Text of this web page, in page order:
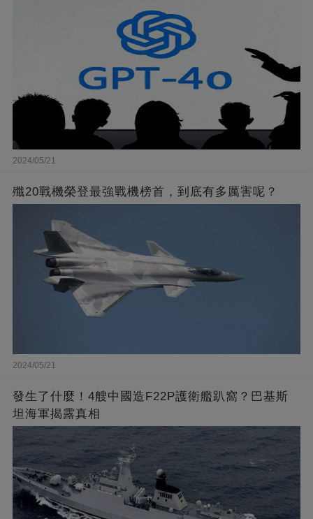
2024/05/21
殲20戰機榮登最強戰機榜首，到底有多厲害呢？
2024/05/21
發生了什麼！4艘中國造F22P護衛艦趴窩？巴基斯
坦海軍揭露真相